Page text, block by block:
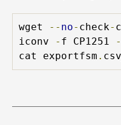
записи
wget -- no- check-
iconv
- f CP1251 -
cat exportfsm .